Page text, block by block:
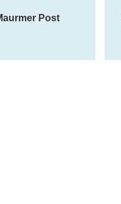
Post